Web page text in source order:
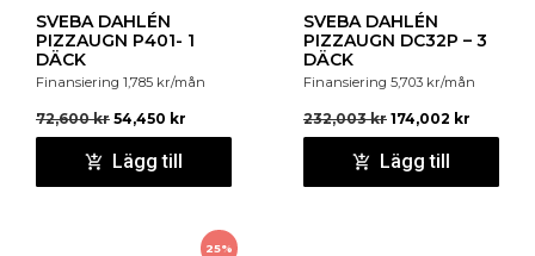
SVEBA DAHLÉN
PIZZAUGN P401- 1
DÄCK
Finansiering 1,785 kr/mån
72,600kr 54,450 kr
Lägg till
SVEBA DAHLÉN
PIZZAUGN DC32P – 3
DÄCK
Finansiering 5,703 kr/mån
232,003kr 174,002 kr
Lägg till
25%